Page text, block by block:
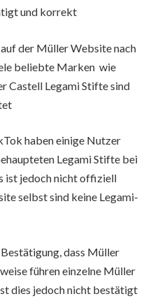
und korrekt
der Müller Website nach
beliebte Marken wie
Castell Legami Stifte sind
haben einige Nutzer
Legami Stifte bei
ist jedoch nicht offiziell
selbst sind keine Legami-
dass Müller
führen einzelne Müller
dies jedoch nicht bestätigt